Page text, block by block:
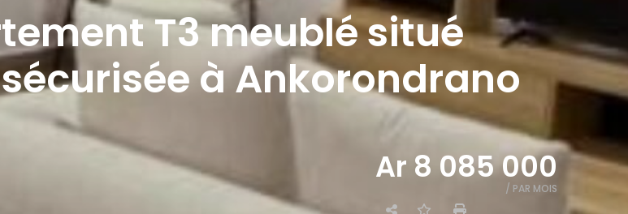
T3 meublé situé
à Ankorondrano
Ar 8 085 000
/ PAR MOIS